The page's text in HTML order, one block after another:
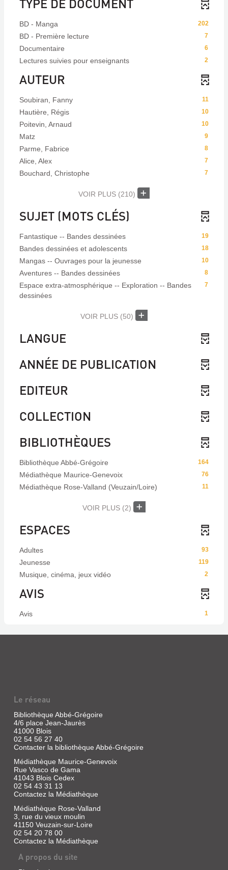
TYPE DE DOCUMENT
202
BD - Manga
7
BD - Première lecture
6
Documentaire
2
Lectures suivies pour enseignants
AUTEUR
11
Soubiran, Fanny
10
Hautière, Régis
10
Poitevin, Arnaud
9
Matz
8
Parme, Fabrice
7
Alice, Alex
7
Bouchard, Christophe
VOIR PLUS (210)
SUJET (MOTS CLÉS)
19
Fantastique -- Bandes dessinées
18
Bandes dessinées et adolescents
10
Mangas -- Ouvrages pour la jeunesse
8
Aventures -- Bandes dessinées
7
Espace extra-atmosphérique -- Exploration -- Bandes
dessinées
VOIR PLUS (50)
LANGUE
ANNÉE DE PUBLICATION
EDITEUR
COLLECTION
BIBLIOTHÈQUES
164
Bibliothèque Abbé-Grégoire
76
Médiathèque Maurice-Genevoix
11
Médiathèque Rose-Valland (Veuzain/Loire)
VOIR PLUS (2)
ESPACES
93
Adultes
119
Jeunesse
2
Musique, cinéma, jeux vidéo
AVIS
1
Avis
Le réseau
Bibliothèque Abbé-Grégoire
4/6 place Jean-Jaurès
41000 Blois
02 54 56 27 40
Contacter la bibliothèque Abbé-Grégoire
Médiathèque Maurice-Genevoix
Rue Vasco de Gama
41043 Blois Cedex
02 54 43 31 13
Contactez la Médiathèque
Médiathèque Rose-Valland
3, rue du vieux moulin
41150 Veuzain-sur-Loire
02 54 20 78 00
Contactez la Médiathèque
A propos du site